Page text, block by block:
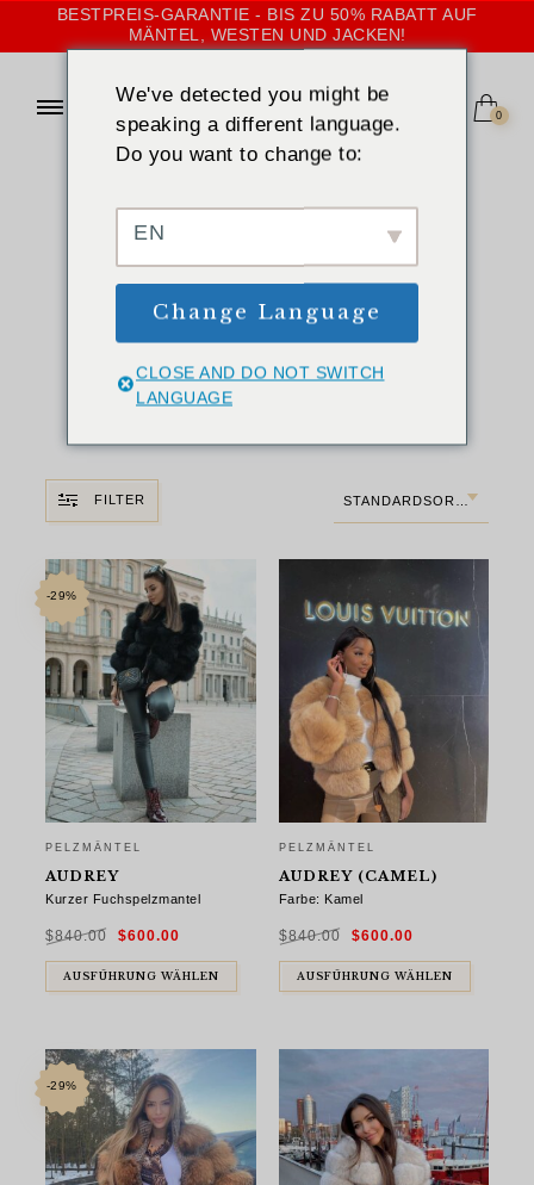
BESTPREIS-GARANTIE - BIS ZU 50% RABATT AUF
MÄNTEL, WESTEN UND JACKEN!
0
Pelzmäntel, -
westen und -
jacken für
Frauen
FILTER
-29%
PELZMÄNTEL
AUDREY
Kurzer Fuchspelzmantel
$840.00 Preis
$840.00
$600.00
$600.00.
AUSFÜHRUNG WÄHLEN
PELZMÄNTEL
AUDREY (CAMEL)
Farbe: Kamel
$840.00 Preis
$840.00
$600.00Preis
$600.00.
AUSFÜHRUNG WÄHLEN
-29%
We've detected you might be
speaking a different language.
Do you want to change to:
EN
Change Language
CLOSE AND DO NOT SWITCH
LANGUAGE